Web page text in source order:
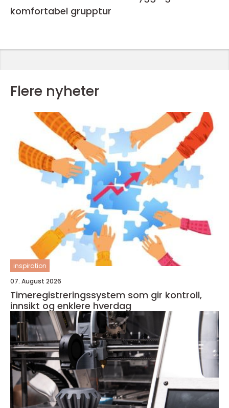
komfortabel grupptur
Flere nyheter
inspiration
07. August 2026
Timeregistreringssystem som gir kontroll,
innsikt og enklere hverdag